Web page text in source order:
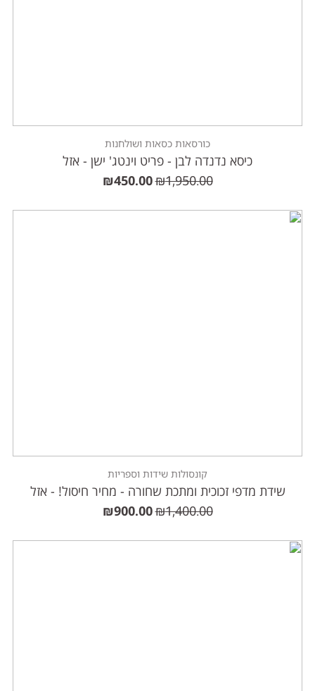
כורסאות כסאות ושולחנות
כיסא נדנדה לבן - פריט וינטג' ישן - אזל
₪1,950.00
₪450.00
קונסולות שידות וספריות
שידת מדפי זכוכית ומתכת שחורה - מחיר חיסול! - אזל
₪1,400.00
₪900.00